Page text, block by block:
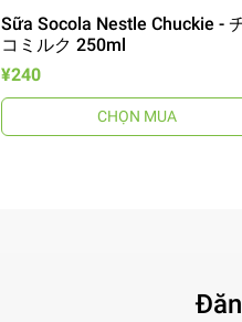
Sữa Socola Nestle Chuckie -
コミルク 250ml
¥240
CHỌN MUA